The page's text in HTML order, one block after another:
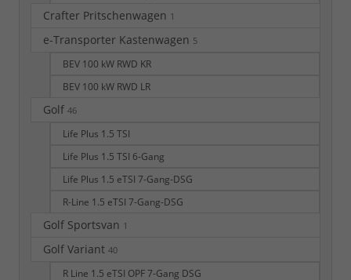
Crafter Pritschenwagen 1
e-Transporter Kastenwagen 5
BEV 100 kW RWD KR
BEV 100 kW RWD LR
Golf 46
Life Plus 1.5 TSI
Life Plus 1.5 TSI 6-Gang
Life Plus 1.5 eTSI 7-Gang-DSG
R-Line 1.5 eTSI 7-Gang-DSG
Golf Sportsvan 1
Golf Variant 40
R Line 1.5 eTSI OPF 7-Gang DSG